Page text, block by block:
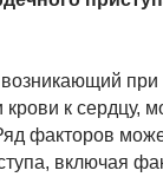
при
к сердцу,
факторов
включая